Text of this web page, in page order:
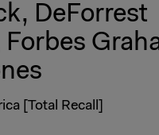
DeForrest
Forbes
[Total Recall]